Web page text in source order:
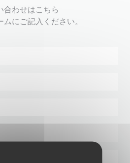
合わせはこちら
にご記入ください。